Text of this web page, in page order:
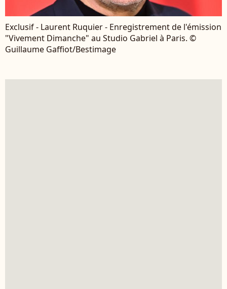
Exclusif - Laurent Ruquier - Enregistrement de l'émission
"Vivement Dimanche" au Studio Gabriel à Paris. ©
Guillaume Gaffiot/Bestimage